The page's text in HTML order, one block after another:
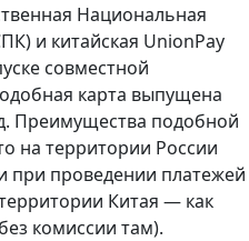
Национальная
и китайская UnionPay
совместной
карта выпущена
Преимущества подобной
на территории России
при проведении платежей
Китая — как
комиссии там).